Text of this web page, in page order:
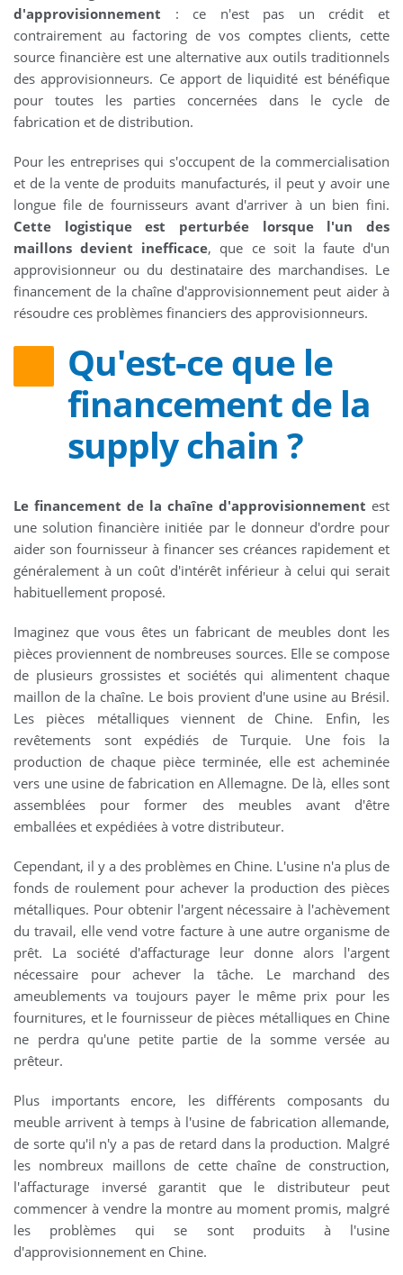
d'approvisionnement : ce n'est pas un crédit et
contrairement au factoring de vos comptes clients, cette
source financière est une alternative aux outils traditionnels
des approvisionneurs. Ce apport de liquidité est bénéfique
pour toutes les parties concernées dans le cycle de
fabrication et de distribution.
Pour les entreprises qui s'occupent de la commercialisation
et de la vente de produits manufacturés, il peut y avoir une
longue file de fournisseurs avant d'arriver à un bien fini.
Cette logistique est perturbée lorsque l'un des
maillons devient inefficace, que ce soit la faute d'un
approvisionneur ou du destinataire des marchandises. Le
financement de la chaîne d'approvisionnement peut aider à
résoudre ces problèmes financiers des approvisionneurs.
Qu'est-ce que le
financement de la
supply chain ?
Le financement de la chaîne d'approvisionnement est
une solution financière initiée par le donneur d'ordre pour
aider son fournisseur à financer ses créances rapidement et
généralement à un coût d'intérêt inférieur à celui qui serait
habituellement proposé.
Imaginez que vous êtes un fabricant de meubles dont les
pièces proviennent de nombreuses sources. Elle se compose
de plusieurs grossistes et sociétés qui alimentent chaque
maillon de la chaîne. Le bois provient d'une usine au Brésil.
Les pièces métalliques viennent de Chine. Enfin, les
revêtements sont expédiés de Turquie. Une fois la
production de chaque pièce terminée, elle est acheminée
vers une usine de fabrication en Allemagne. De là, elles sont
assemblées pour former des meubles avant d'être
emballées et expédiées à votre distributeur.
Cependant, il y a des problèmes en Chine. L'usine n'a plus de
fonds de roulement pour achever la production des pièces
métalliques. Pour obtenir l'argent nécessaire à l'achèvement
du travail, elle vend votre facture à une autre organisme de
prêt. La société d'affacturage leur donne alors l'argent
nécessaire pour achever la tâche. Le marchand des
ameublements va toujours payer le même prix pour les
fournitures, et le fournisseur de pièces métalliques en Chine
ne perdra qu'une petite partie de la somme versée au
prêteur.
Plus importants encore, les différents composants du
meuble arrivent à temps à l'usine de fabrication allemande,
de sorte qu'il n'y a pas de retard dans la production. Malgré
les nombreux maillons de cette chaîne de construction,
l'affacturage inversé garantit que le distributeur peut
commencer à vendre la montre au moment promis, malgré
les problèmes qui se sont produits à l'usine
d'approvisionnement en Chine.